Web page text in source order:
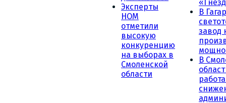
Эксперты
НОМ
отметили
высокую
конкуренцию
на выборах в
Смоленской
области
В
завод
В